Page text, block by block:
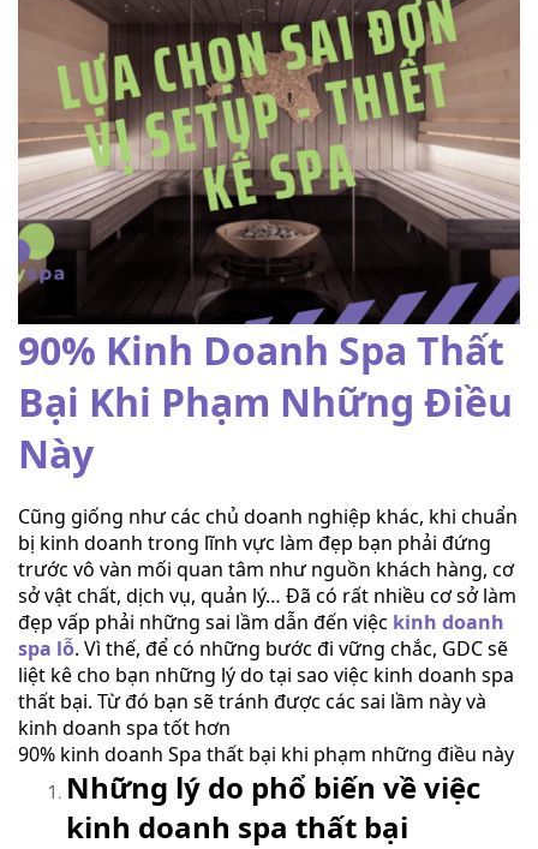
90% Kinh Doanh Spa Thất
Bại Khi Phạm Những Điều
Này
Cũng giống như các chủ doanh nghiệp khác, khi chuẩn
bị kinh doanh trong lĩnh vực làm đẹp bạn phải đứng
trước vô vàn mối quan tâm như nguồn khách hàng, cơ
sở vật chất, dịch vụ, quản lý… Đã có rất nhiều cơ sở làm
đẹp vấp phải những sai lầm dẫn đến việc kinh doanh
spa lỗ. Vì thế, để có những bước đi vững chắc, GDC sẽ
liệt kê cho bạn những lý do tại sao việc kinh doanh spa
thất bại. Từ đó bạn sẽ tránh được các sai lầm này và
kinh doanh spa tốt hơn
90% kinh doanh Spa thất bại khi phạm những điều này
Những lý do phổ biến về việc
kinh doanh spa thất bại